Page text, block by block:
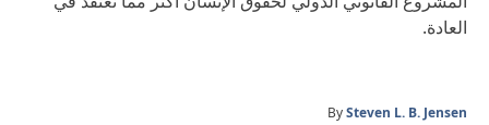
العادة.
BySteven L. B. Jensen